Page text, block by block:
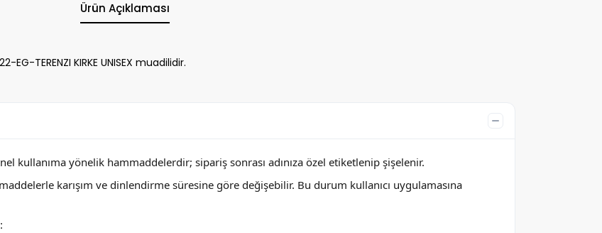
Ürün Açıklaması
EG-TERENZI KIRKE UNISEX muadilidir.
kullanıma yönelik hammaddelerdir; sipariş sonrası adınıza özel etiketlenip şişelenir.
karışım ve dinlendirme süresine göre değişebilir. Bu durum kullanıcı uygulamasına